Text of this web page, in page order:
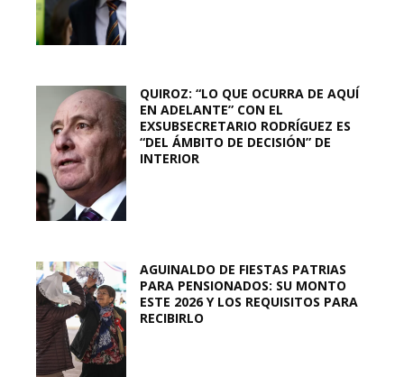
QUIROZ: “LO QUE OCURRA DE AQUÍ
EN ADELANTE” CON EL
EXSUBSECRETARIO RODRÍGUEZ ES
“DEL ÁMBITO DE DECISIÓN” DE
INTERIOR
AGUINALDO DE FIESTAS PATRIAS
PARA PENSIONADOS: SU MONTO
ESTE 2026 Y LOS REQUISITOS PARA
RECIBIRLO